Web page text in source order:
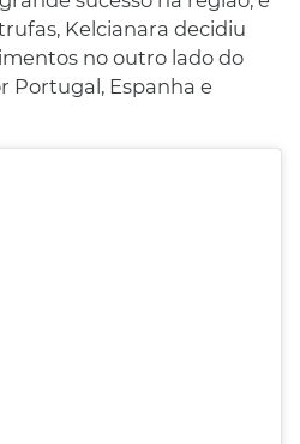
Kelcianara decidiu
no outro lado do
Portugal, Espanha e